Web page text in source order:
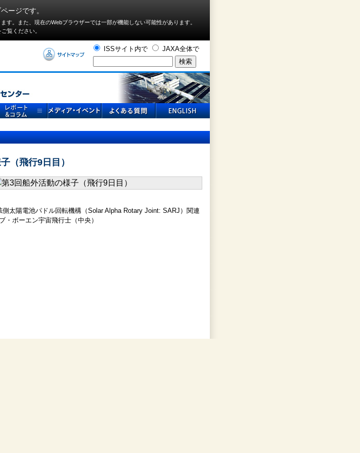
ージです。
す。また、現在のWebブラウザーでは⼀部が機能しない可能性があります。
覧ください。
ISSサイト内で JAXA全体で
（飛行9日目）
太陽電池パドル回転機構（Solar Alpha Rotary Joint: SARJ）関連
・ボーエン宇宙飛行士（中央）